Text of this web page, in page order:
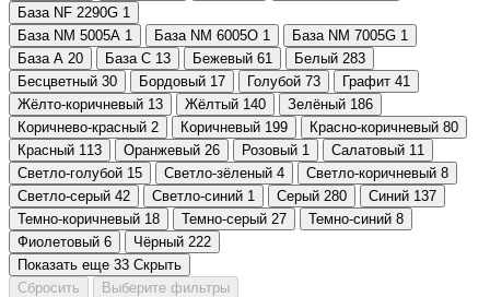
База NF 2290G 1
База NM 5005A 1 База NM 6005O 1 База NM 7005G 1
База А 20 База С 13 Бежевый 61 Белый 283
Бесцветный 30 Бордовый 17 Голубой 73 Графит 41
Жёлто-коричневый 13 Жёлтый 140 Зелёный 186
Коричнево-красный 2 Коричневый 199 Красно-коричневый 80
Красный 113 Оранжевый 26 Розовый 1 Салатовый 11
Светло-голубой 15 Светло-зёленый 4 Светло-коричневый 8
Светло-серый 42 Светло-синий 1 Серый 280 Синий 137
Темно-коричневый 18 Темно-серый 27 Темно-синий 8
Фиолетовый 6 Чёрный 222
Показать еще 33 Скрыть
Сбросить
Выберите фильтры